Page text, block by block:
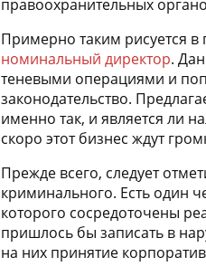
правоохранительных
Примерно таким рисуется в
номинальный директор.
теневыми операциями и
законодательство.
именно так, и является ли
скоро этот бизнес ждут
Прежде всего, следует
криминального. Есть один
которого сосредоточены
пришлось бы записать в
на них принятие